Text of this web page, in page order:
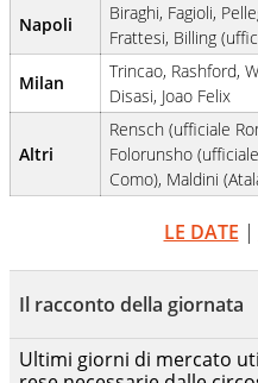
Napoli
Biraghi, Fagioli,
Frattesi, Billing
Milan
Trincao, Rashford,
Disasi, Joao Felix
Altri
Rensch (ufficiale
Folorunsho
Como), Maldini
LE DATE |
Il racconto della giornata
Ultimi giorni di mercato